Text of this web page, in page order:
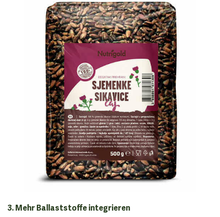
3. Mehr Ballaststoffe integrieren